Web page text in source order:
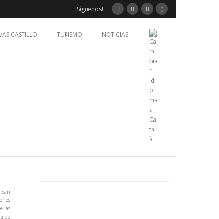
¡Síguenos!
CASTILLO TURISMO NOTICIAS
las
de